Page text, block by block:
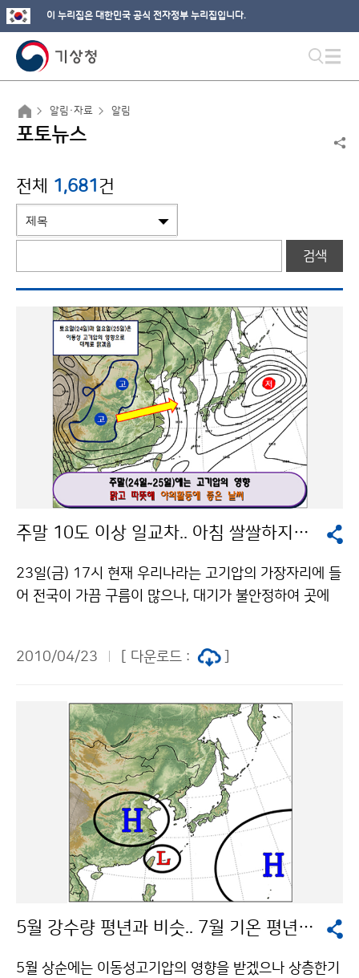
이 누리집은 대한민국 공식 전자정부 누리집입니다.
알림·자료 알림
포토뉴스
전체 1,681건
검색
주말 10도 이상 일교차.. 아침 쌀쌀하지만 낮에 따뜻
23일(금) 17시 현재 우리나라는 고기압의 가장자리에 들
어 전국이 가끔 구름이 많으나, 대기가 불안정하여 곳에
24일(토)은 서해남부해상에 위치한 고기압의 영향으로
빗방울이 떨어지는 곳도 있겠다. 25일(일)은 남해상에 위
치한 고기압의 영향으로 맑겠다. 24일(토) 아침에는 내륙
지방을 중심으로 안개가 짙게 끼는 곳이 있겠으니, 교통안
전에 유의해야 한다. 24일(토)과 25일(일)은 일교차가 1
0도 이상으로 커서 아침에는 다소 쌀쌀하겠으나, 낮에는
기온이 많이 오르면서 따뜻하고 맑은 날씨를 보여, 야외활
동 하기에 좋은 날씨가 되겠다. 문의 131기상콜센터기상
청 이(가) 창작한 주말 10도 이상 일교차.. 아침 쌀쌀하지
만 낮에 따뜻 저작물은 "공공누리" 출처표시-상업적이용
2010/04/23 [ 다운로드 :
5월 강수량 평년과 비슷.. 7월 기온 평년보다 높을 듯
5월 상순에는 이동성고기압의 영향을 받겠으나 상층한기